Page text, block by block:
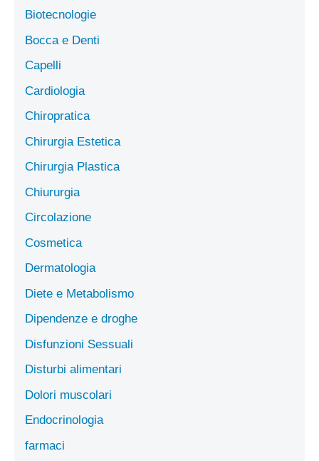
Biotecnologie
Bocca e Denti
Capelli
Cardiologia
Chiropratica
Chirurgia Estetica
Chirurgia Plastica
Chiururgia
Circolazione
Cosmetica
Dermatologia
Diete e Metabolismo
Dipendenze e droghe
Disfunzioni Sessuali
Disturbi alimentari
Dolori muscolari
Endocrinologia
farmaci